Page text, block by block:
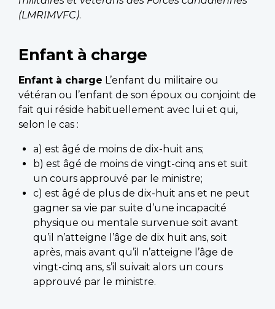
(LMRIMVFC).
Enfant à charge
Enfant à charge L’enfant du militaire ou
vétéran ou l’enfant de son époux ou conjoint de
fait qui réside habituellement avec lui et qui,
selon le cas :
a) est âgé de moins de dix-huit ans;
b) est âgé de moins de vingt-cinq ans et suit
un cours approuvé par le ministre;
c) est âgé de plus de dix-huit ans et ne peut
gagner sa vie par suite d’une incapacité
physique ou mentale survenue soit avant
qu’il n’atteigne l’âge de dix huit ans, soit
après, mais avant qu’il n’atteigne l’âge de
vingt-cinq ans, s’il suivait alors un cours
approuvé par le ministre.